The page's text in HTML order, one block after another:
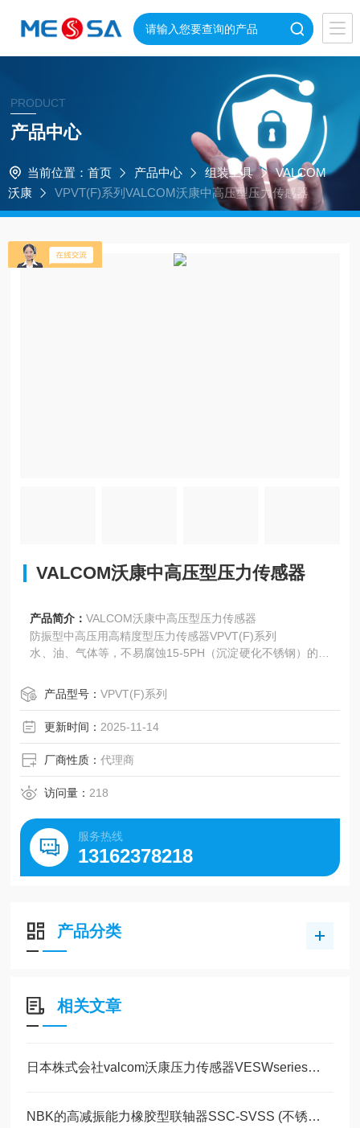
PRODUCT
产品中心
当前位置： 首页 产品中心 组装工具
VALCOM
沃康
VPVT(F)系列VALCOM沃康中高压型压力传感器
VALCOM沃康中高压型压力传感器
产品简介：VALCOM沃康中高压型压力传感器
防振型中高压用高精度型压力传感器VPVT(F)系列
水、油、气体等，不易腐蚀15-5PH（沉淀硬化不锈钢）的介
高精度(非线性±0.2%R.C.)
传感器部分采用经切削加工形成的隔膜一体式结构，坚固且
使用寿命长
测量介质水、油、气体等，不易腐蚀15-5PH（沉淀硬化不锈
钢）的介质
测量种类可进行正压、连成压的测量
产品型号：VPVT(F)系列
更新时间： 2025-11-14
厂商性质：代理商
访问量： 218
服务热线
13162378218
产品分类
相关文章
日本株式会社valcom沃康压力传感器VESWseries液压、空压、半导体、洁净室
NBK的高减振能力橡胶型联轴器SSC-SVSS (不锈钢制・通孔型)现货系列